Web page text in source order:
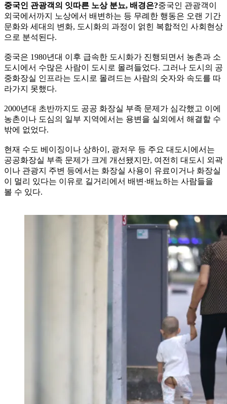
중국인 관광객의 잇따른 노상 분뇨, 배경은?중국인 관광객이
외국에서까지 노상에서 배변하는 등 무례한 행동은 오랜 기간
문화와 세대의 변화, 도시화의 과정이 얽힌 복합적인 사회현상
으로 분석된다.
중국은 1980년대 이후 급속한 도시화가 진행되면서 농촌과 소
도시에서 수많은 사람이 도시로 몰려들었다. 그러나 도시의 공
중화장실 인프라는 도시로 몰려드는 사람의 숫자와 속도를 따
라가지 못했다.
2000년대 초반까지도 공공 화장실 부족 문제가 심각했고 이에
농촌이나 도심의 일부 지역에서는 용변을 실외에서 해결할 수
밖에 없었다.
현재 수도 베이징이나 상하이, 광저우 등 주요 대도시에서는
공공화장실 부족 문제가 크게 개선됐지만, 여전히 대도시 외곽
이나 관광지 주변 등에서는 화장실 사용이 유료이거나 화장실
이 멀리 있다는 이유로 길거리에서 배변·배뇨하는 사람들을
볼 수 있다.